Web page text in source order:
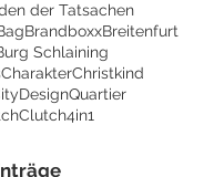
der Tatsachen
BrandboxxBreitenfurt
Schlaining
CharakterChristkind
Clutch4in1